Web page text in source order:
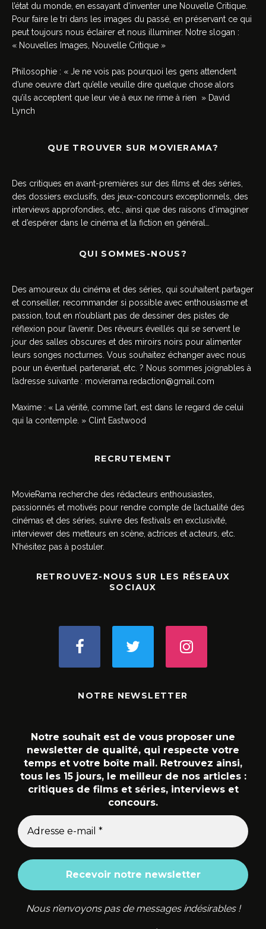
l’état du monde, en essayant d’inventer une Nouvelle Critique.
Pour faire le tri dans les images du passé, en préservant ce qui
peut toujours nous éclairer et nous illuminer. Notre slogan :
« Nouvelles Images, Nouvelle Critique »
Philosophie : « Je ne vois pas pourquoi les gens attendent
d’une oeuvre d’art qu’elle veuille dire quelque chose alors
qu’ils acceptent que leur vie à eux ne rime à rien » David
Lynch
QUE TROUVER SUR MOVIERAMA?
Des critiques en avant-premières sur des films et des séries,
des dossiers exclusifs, des jeux-concours exceptionnels, des
interviews approfondies, etc., ainsi que des raisons d’imaginer
et d’espérer dans le cinéma et la fiction en général…
QUI SOMMES-NOUS?
Des amoureux du cinéma et des séries, qui souhaitent partager
et conseiller, recommander si possible avec enthousiasme et
passion, tout en n’oubliant pas de dessiner des pistes de
réflexion pour l’avenir. Des rêveurs éveillés qui se servent le
jour des salles obscures et des miroirs noirs pour alimenter
leurs songes nocturnes. Vous souhaitez échanger avec nous
pour un éventuel partenariat, etc. ? Nous sommes joignables à
l’adresse suivante : movierama.redaction@gmail.com
Maxime : « La vérité, comme l’art, est dans le regard de celui
qui la contemple. » Clint Eastwood
RECRUTEMENT
MovieRama recherche des rédacteurs enthousiastes,
passionnés et motivés pour rendre compte de l’actualité des
cinémas et des séries, suivre des festivals en exclusivité,
interviewer des metteurs en scène, actrices et acteurs, etc.
N’hésitez pas à postuler.
RETROUVEZ-NOUS SUR LES RÉSEAUX
SOCIAUX
NOTRE NEWSLETTER
Notre souhait est de vous proposer une
newsletter de qualité, qui respecte votre
temps et votre boîte mail. Retrouvez ainsi,
tous les 15 jours, le meilleur de nos articles :
critiques de films et séries, interviews et
concours.
Nous n’envoyons pas de messages indésirables !